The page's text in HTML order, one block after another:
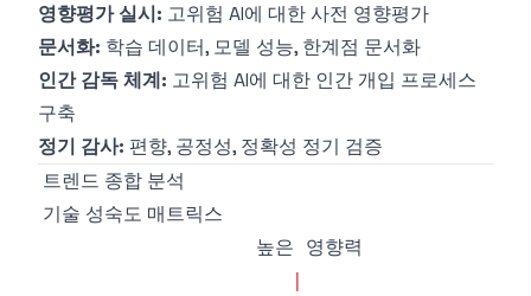
영향평가 실시: 고위험 AI에 대한 사전 영향평가
문서화: 학습 데이터, 모델 성능, 한계점 문서화
인간 감독 체계: 고위험 AI에 대한 인간 개입 프로세스
구축
정기 감사: 편향, 공정성, 정확성 정기 검증
트렌드 종합 분석
기술 성숙도 매트릭스
|